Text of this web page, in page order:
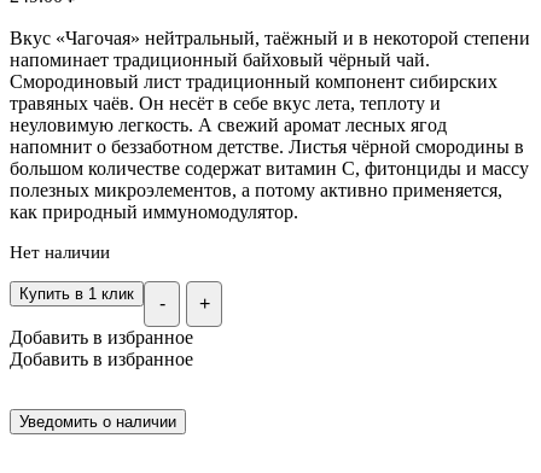
Вкус «Чагочая» нейтральный, таёжный и в некоторой степени
напоминает традиционный байховый чёрный чай.
Смородиновый лист традиционный компонент сибирских
травяных чаёв. Он несёт в себе вкус лета, теплоту и
неуловимую легкость. А свежий аромат лесных ягод
напомнит о беззаботном детстве. Листья чёрной смородины в
большом количестве содержат витамин С, фитонциды и массу
полезных микроэлементов, а потому активно применяется,
как природный иммуномодулятор.
Нет наличии
- +
Купить в 1 клик
Добавить в избранное
Добавить в избранное